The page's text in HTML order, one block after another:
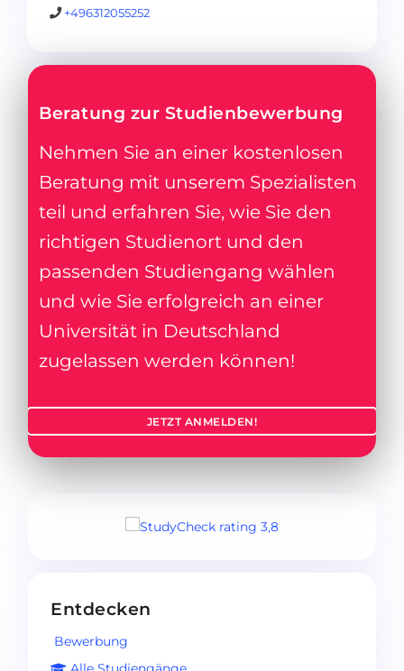
+496312055252
Beratung zur Studienbewerbung
Nehmen Sie an einer kostenlosen
Beratung mit unserem Spezialisten
teil und erfahren Sie, wie Sie den
richtigen Studienort und den
passenden Studiengang wählen
und wie Sie erfolgreich an einer
Universität in Deutschland
zugelassen werden können!
JETZT ANMELDEN!
Entdecken
Bewerbung